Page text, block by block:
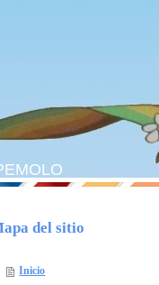
del sitio
Inicio